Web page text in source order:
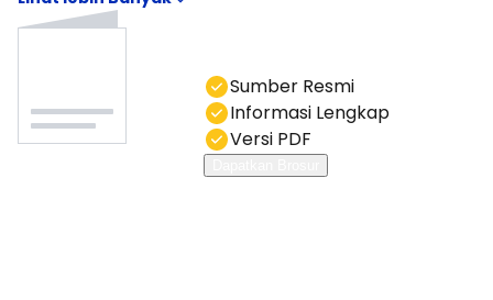
Anda bisa hubungi kami di kolom chat.
Sumber Resmi
Informasi Lengkap
Versi PDF